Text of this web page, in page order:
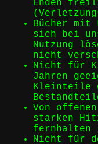
Enden
Bücher mit
sich bei
Nutzung
nicht
Nicht für
Jahren
Kleinteile
Von offenen
starken
fernhalten
Nicht für